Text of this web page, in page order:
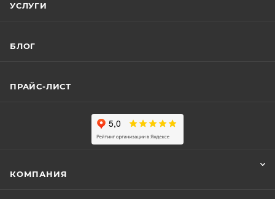
УСЛУГИ
БЛОГ
ПРАЙС-ЛИСТ
КОМПАНИЯ